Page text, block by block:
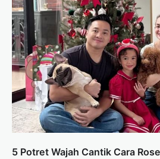
5 Potret Wajah Cantik Cara